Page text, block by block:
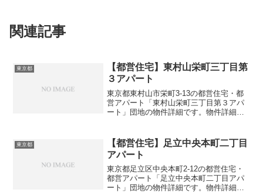
関連記事
東京都
【都営住宅】東村山栄町三丁目第
３アパート
東京都東村山市栄町3-13の都営住宅・都
営アパート「東村山栄町三丁目第３アパ
ート」団地の物件詳細です。物件詳細
栄町3-13間取り2DK-4DK広さ・面積48-74
㎡建...
東京都
【都営住宅】足立中央本町二丁目
アパート
東京都足立区中央本町2-12の都営住宅・
都営アパート「足立中央本町二丁目アパ
ート」団地の物件詳細です。物件詳細